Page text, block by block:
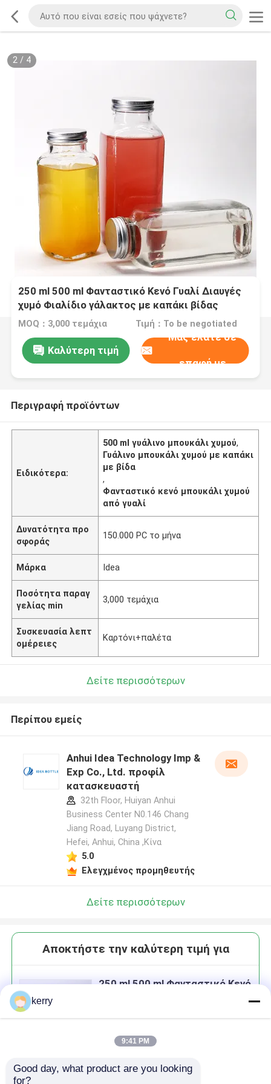
2/ 4
250 ml 500 ml Φανταστικό Κενό Γυαλί Διαυγές
χυμό Φιαλίδιο γάλακτος με καπάκι βίδας
MOQ：3,000 τεμάχια Τιμή：To be negotiated
Καλύτερη τιμή
Μας ελάτε σε
επαφή με
Περιγραφή προϊόντων
Ειδικότερα:
500 ml γυάλινο μπουκάλι χυμού,
Γυάλινο μπουκάλι χυμού με καπάκι
με βίδα
,
Φανταστικό κενό μπουκάλι χυμού
από γυαλί
Δυνατότητα προ
σφοράς
150.000 PC το μήνα
Μάρκα Idea
Ποσότητα παραγ
γελίας min
3,000 τεμάχια
Συσκευασία λεπτ
ομέρειες
Καρτόνι+παλέτα
Δείτε περισσότερων
Περίπου εμείς
Anhui Idea Technology Imp &
Exp Co., Ltd. προφίλ
κατασκευαστή
32th Floor, Huiyan Anhui
Business Center N0.146 Chang
Jiang Road, Luyang District,
Hefei, Anhui, China ,Κίνα
5.0
Ελεγχμένος προμηθευτής
Δείτε περισσότερων
Αποκτήστε την καλύτερη τιμή για
250 ml 500 ml Φανταστικό Κενό
Να συνεχίσει
kerry
9:41 PM
Good day, what product are you looking
for?